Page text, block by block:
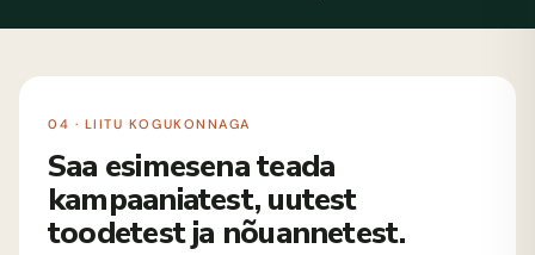
04 · LIITU KOGUKONNAGA
Saa esimesena teada
kampaaniatest, uutest
toodetest ja nõuannetest.